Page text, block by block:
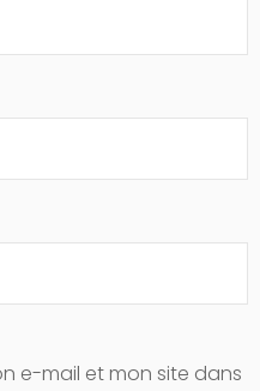
e-mail et mon site dans